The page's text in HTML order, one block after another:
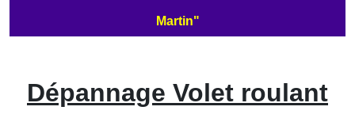
Martin"
Dépannage Volet roulant